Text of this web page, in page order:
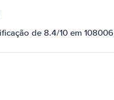
de 8.4/10 em 108006